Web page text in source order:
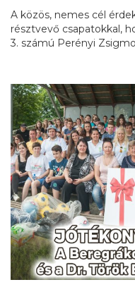
A közös, nemes cél
résztvevő csapatokkal,
3. számú Perényi